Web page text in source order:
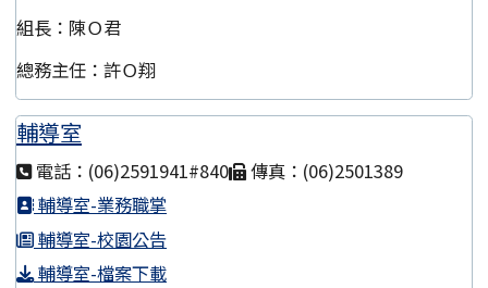
組長：陳Ｏ君
總務主任：許Ｏ翔
輔導室
電話：(06)2591941#840
傳真：(06)2501389
輔導室-業務職掌
輔導室-校園公告
輔導室-檔案下載